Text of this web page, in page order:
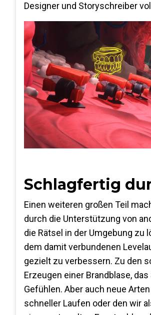
Designer und Storyschreiber
Schlagfertig
Einen weiteren großen Teil
durch die Unterstützung von
die Rätsel in der Umgebung zu
dem damit verbundenen
gezielt zu verbessern. Zu den
Erzeugen einer Brandblase,
Gefühlen. Aber auch neue
schneller Laufen oder den wir